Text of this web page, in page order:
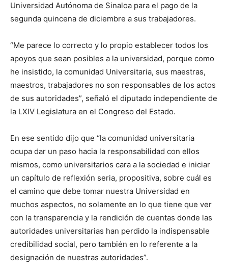
Universidad Autónoma de Sinaloa para el pago de la
segunda quincena de diciembre a sus trabajadores.
“Me parece lo correcto y lo propio establecer todos los
apoyos que sean posibles a la universidad, porque como
he insistido, la comunidad Universitaria, sus maestras,
maestros, trabajadores no son responsables de los actos
de sus autoridades”, señaló el diputado independiente de
la LXIV Legislatura en el Congreso del Estado.
En ese sentido dijo que “la comunidad universitaria
ocupa dar un paso hacia la responsabilidad con ellos
mismos, como universitarios cara a la sociedad e iniciar
un capítulo de reflexión seria, propositiva, sobre cuál es
el camino que debe tomar nuestra Universidad en
muchos aspectos, no solamente en lo que tiene que ver
con la transparencia y la rendición de cuentas donde las
autoridades universitarias han perdido la indispensable
credibilidad social, pero también en lo referente a la
designación de nuestras autoridades”.